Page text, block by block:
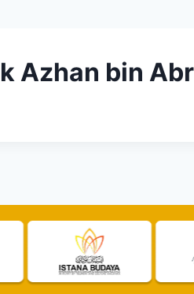
Azhan bin